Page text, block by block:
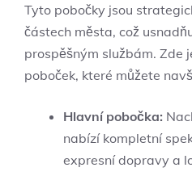
Tyto pobočky jsou
částech města, což
prospěšným službám. Zde
poboček, které můžete
Hlavní pobočka:
nabízí kompletní
expresní dopravy a